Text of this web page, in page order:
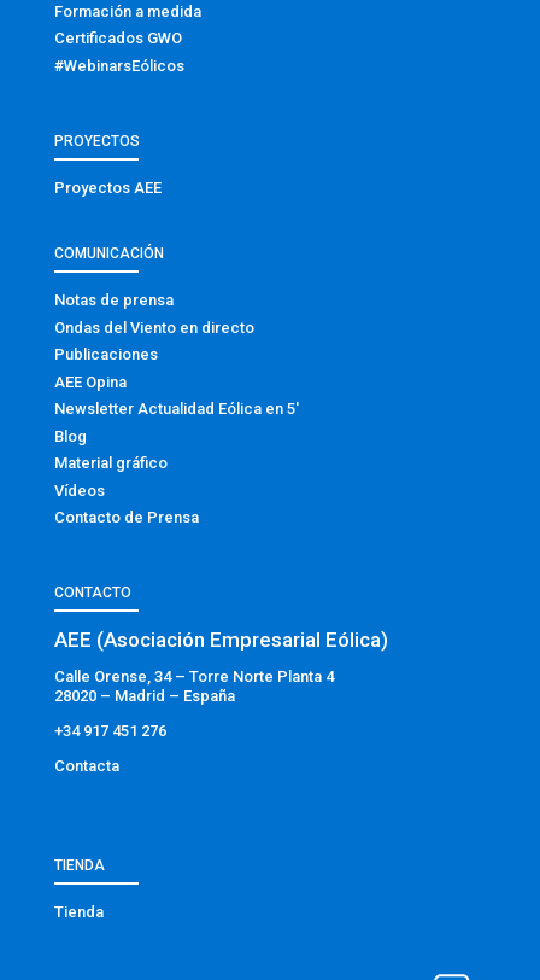
Formación a medida
Certificados GWO
#WebinarsEólicos
PROYECTOS
Proyectos AEE
COMUNICACIÓN
Notas de prensa
Ondas del Viento en directo
Publicaciones
AEE Opina
Newsletter Actualidad Eólica en 5′
Blog
Material gráfico
Vídeos
Contacto de Prensa
CONTACTO
AEE (Asociación Empresarial Eólica)
Calle Orense, 34 – Torre Norte Planta 4
28020 – Madrid – España
+34 917 451 276
Contacta
TIENDA
Tienda